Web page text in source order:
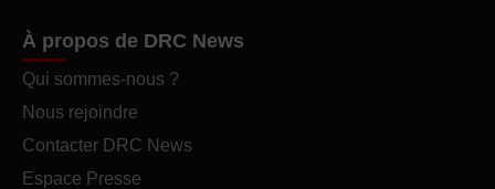
À propos de DRC News
Qui sommes-nous ?
Nous rejoindre
Contacter DRC News
Espace Presse